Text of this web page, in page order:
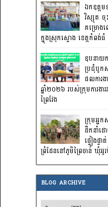
ឯកឧត្តម
វិស្សុត ចុះ
គម្រោង
ក្នុងស្រុកស្ទោង ខេត្តកំពង់ធំ
ឧបនាយ
ប្រជុំបូក
ផលការង
ឆ្នាំ២០២៦ របស់ក្រុមការងារ
ព្រៃវែង
ក្រុមអ្ន
ដឹកនាំដ
ផ្ទៀងផ្ទ
ព្រំដែននៅភូមិព្រៃចាន់ ឃុំអូ
BLOG ARCHIVE